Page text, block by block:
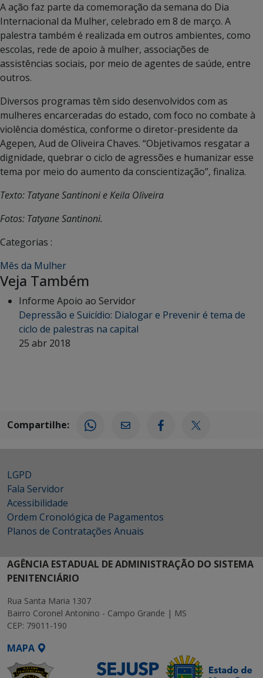
A ação faz parte da comemoração da semana do Dia
Internacional da Mulher, celebrado em 8 de março. A
palestra também é realizada em outros ambientes, como
escolas, rede de apoio à mulher, associações de
assistências sociais, por meio de agentes de saúde, entre
outros.
Diversos programas têm sido desenvolvidos com as
mulheres encarceradas do estado, com foco no combate à
violência doméstica, conforme o diretor-presidente da
Agepen, Aud de Oliveira Chaves. “Objetivamos resgatar a
dignidade, quebrar o ciclo de agressões e humanizar esse
tema por meio do aumento da conscientização”, finaliza.
Texto: Tatyane Santinoni e Keila Oliveira
Fotos: Tatyane Santinoni.
Categorias :
Mês da Mulher
Veja Também
Informe Apoio ao Servidor
Depressão e Suicídio: Dialogar e Prevenir é tema de
ciclo de palestras na capital
25 abr 2018
Compartilhe:
LGPD
Fala Servidor
Acessibilidade
Ordem Cronológica de Pagamentos
Planos de Contratações Anuais
AGÊNCIA ESTADUAL DE ADMINISTRAÇÃO DO SISTEMA
PENITENCIÁRIO
Rua Santa Maria 1307
Bairro Coronel Antonino - Campo Grande | MS
CEP: 79011-190
MAPA